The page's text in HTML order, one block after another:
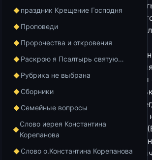
праздник Крещение Господня
Проповеди
Пророчества и откровения
Раскрою я Псалтырь святую…
Рубрика не выбрана
Сборники
Семейные вопросы
Слово иерея Константина
Корепанова
Слово о.Константина Корепанова
отец — это не тот, к кому
совет. Духовный отец —
увидеть отблеск жизни на
Христе.
6:44 — Опытные
будущем. Опыт о.
несколько лет из-за
помешал ему. За одну
Поэтому крайне важно
человека. Брат есть
13:40 — Опыт прп. Паисия
наставника, стал жить
привело его к смерти